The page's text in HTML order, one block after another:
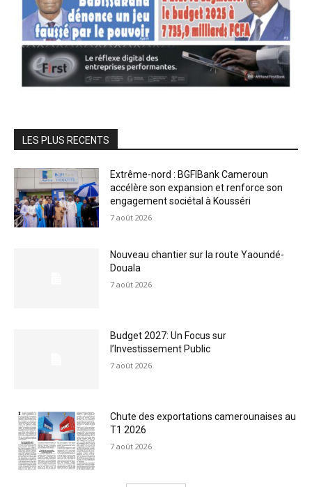
LES PLUS RECENTS
Extrême-nord : BGFIBank Cameroun
accélère son expansion et renforce son
engagement sociétal à Kousséri
7 août 2026
Nouveau chantier sur la route Yaoundé-
Douala
7 août 2026
Budget 2027: Un Focus sur
l’Investissement Public
7 août 2026
Chute des exportations camerounaises au
T1 2026
7 août 2026